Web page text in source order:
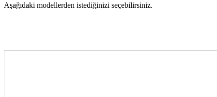
Aşağıdaki modellerden istediğinizi seçebilirsiniz.